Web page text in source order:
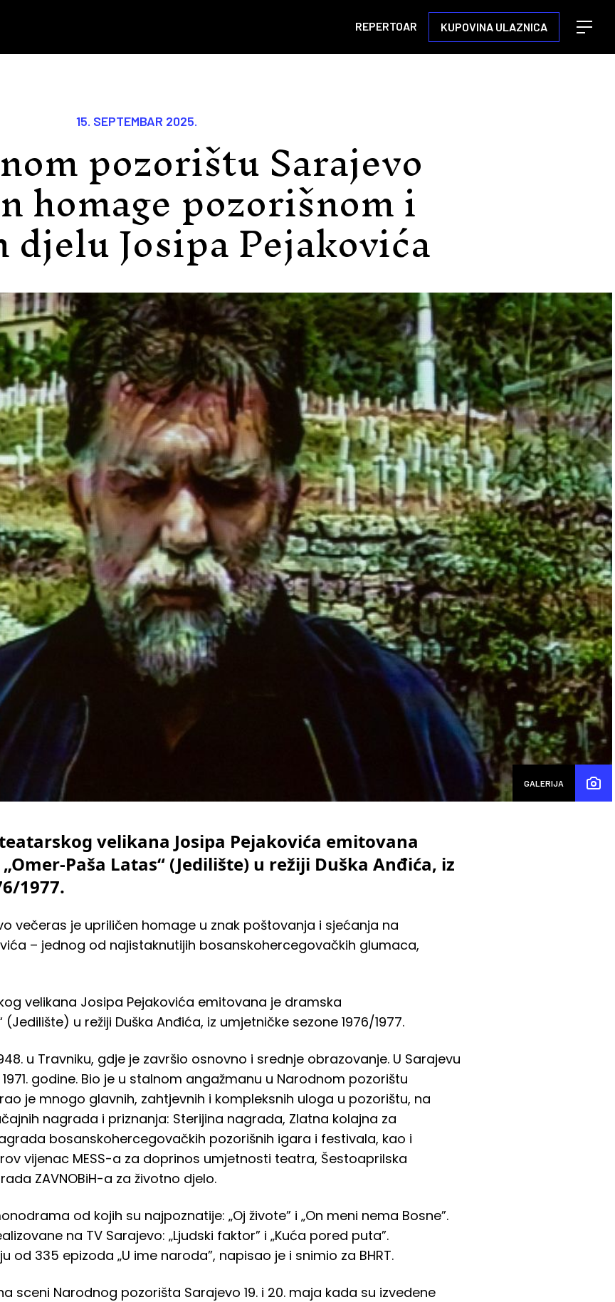
REPERTOAR KUPOVINA ULAZNICA
Open
15. SEPTEMBAR 2025.
pozorištu Sarajevo
homage pozorišnom i
Josipa Pejakovića
GALERIJA
velikana Josipa Pejakovića emitovana
Paša Latas“ (Jedilište) u režiji Duška Anđića, iz
1977.
večeras je upriličen homage u znak poštovanja i sjećanja na
– jednog od najistaknutijih bosanskohercegovačkih glumaca,
velikana Josipa Pejakovića emitovana je dramska
u režiji Duška Anđića, iz umjetničke sezone 1976/1977.
u Travniku, gdje je završio osnovno i srednje obrazovanje. U Sarajevu
godine. Bio je u stalnom angažmanu u Narodnom pozorištu
je mnogo glavnih, zahtjevnih i kompleksnih uloga u pozorištu, na
nagrada i priznanja: Sterijina nagrada, Zlatna kolajna za
bosanskohercegovačkih pozorišnih igara i festivala, kao i
vijenac MESS-a za doprinos umjetnosti teatra, Šestoaprilska
ZAVNOBiH-a za životno djelo.
od kojih su najpoznatije: „Oj živote” i „On meni nema Bosne”.
na TV Sarajevo: „Ljudski faktor” i „Kuća pored puta”.
od 335 epizoda „U ime naroda”, napisao je i snimio za BHRT.
sceni Narodnog pozorišta Sarajevo 19. i 20. maja kada su izvedene